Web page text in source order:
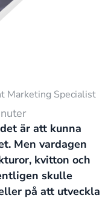
Marketing Specialist
är att kunna
Men vardagen
kvitton och
skulle
på att utveckla